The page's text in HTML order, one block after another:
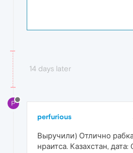
14 days later
P
perfurious
Выручили) Отлично
нраитса. Казахстан, дата: